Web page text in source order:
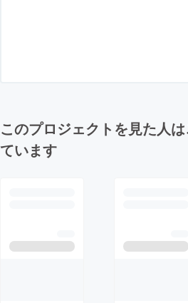
このプロジェクトを見た人
ています